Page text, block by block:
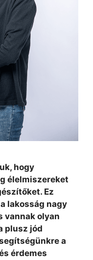
hogy
élelmiszereket
Ez
lakosság nagy
vannak olyan
plusz jód
a
érdemes